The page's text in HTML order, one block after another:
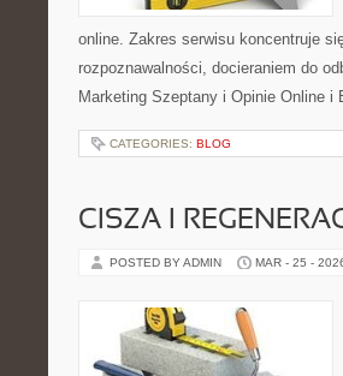
online. Zakres serwisu koncentruje
rozpoznawalności, docieraniem do
Marketing Szeptany i Opinie Online
CATEGORIES: BLOG
CISZA I
POSTED BY ADMIN MAR - 25 -